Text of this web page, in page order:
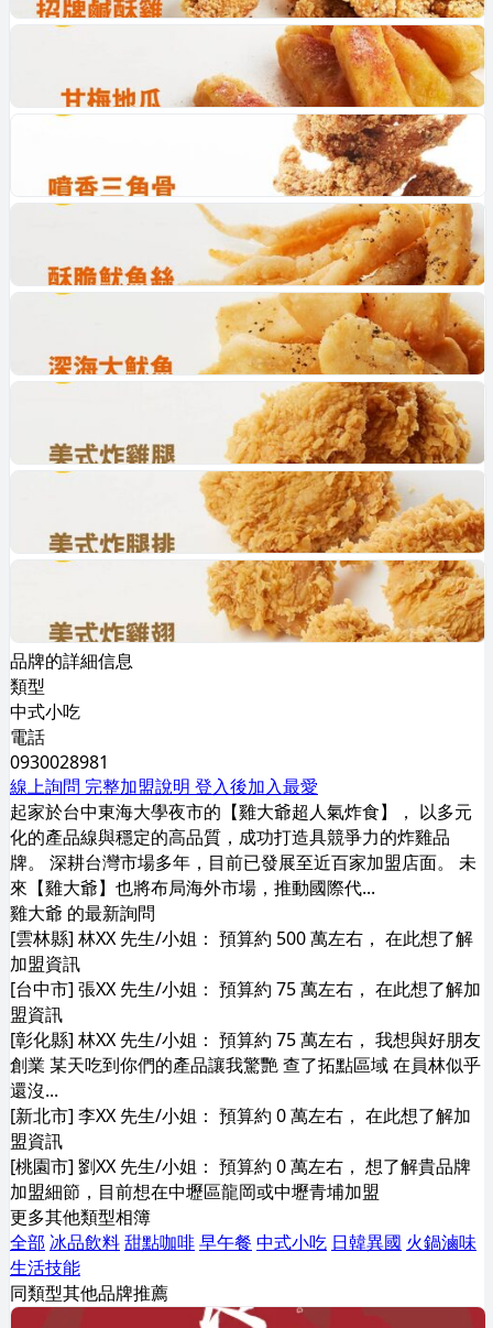
品牌的詳細信息
類型
中式小吃
電話
0930028981
線上詢問 完整加盟說明 登入後加入最愛
起家於台中東海大學夜市的【雞大爺超人氣炸食】， 以多元
化的產品線與穩定的高品質，成功打造具競爭力的炸雞品
牌。 深耕台灣市場多年，目前已發展至近百家加盟店面。 未
來【雞大爺】也將布局海外市場，推動國際代...
雞大爺 的最新詢問
[雲林縣] 林XX 先生/小姐： 預算約 500 萬左右， 在此想了解
加盟資訊
[台中市] 張XX 先生/小姐： 預算約 75 萬左右， 在此想了解加
盟資訊
[彰化縣] 林XX 先生/小姐： 預算約 75 萬左右， 我想與好朋友
創業 某天吃到你們的產品讓我驚艷 查了拓點區域 在員林似乎
還沒...
[新北市] 李XX 先生/小姐： 預算約 0 萬左右， 在此想了解加
盟資訊
[桃園市] 劉XX 先生/小姐： 預算約 0 萬左右， 想了解貴品牌
加盟細節，目前想在中壢區龍岡或中壢青埔加盟
更多其他類型相簿
全部 冰品飲料甜點咖啡早午餐 中式小吃 日韓異國 火鍋滷味
生活技能
同類型其他品牌推薦